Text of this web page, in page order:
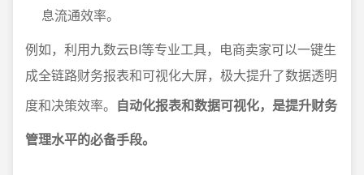
息流通效率。
例如，利用九数云BI等专业工具，电商卖家可以一键生
成全链路财务报表和可视化大屏，极大提升了数据透明
度和决策效率。 自动化报表和数据可视化，是提升财务
管理水平的必备手段。